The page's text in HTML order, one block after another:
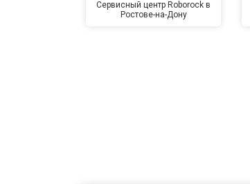
Сервисный центр Roborock в
Ростове-на-Дону